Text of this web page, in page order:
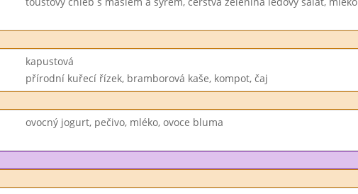
kapustová
přírodní kuřecí řízek, bramborová kaše, kompot, čaj
ovocný jogurt, pečivo, mléko, ovoce bluma